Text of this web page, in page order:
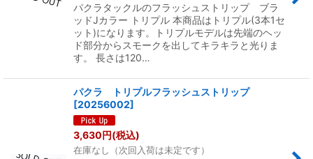
パクラタックルのフラッシュストリップ ブラ
ッドJカラー トリプル 本商品はトリプル(3本1セ
ット)になります。トリプルモデルは先端のヘッ
ド部分からスモークを出してキラキラと光りま
す。 長さは120…
パクラ トリプルフラッシュストリップ
[20256002]
3,630円(税込)
在庫なし（次回入荷は未定です）